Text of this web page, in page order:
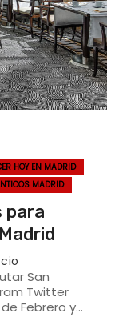
HOY EN MADRID
MADRID
para
San
Twitter
Febrero y…